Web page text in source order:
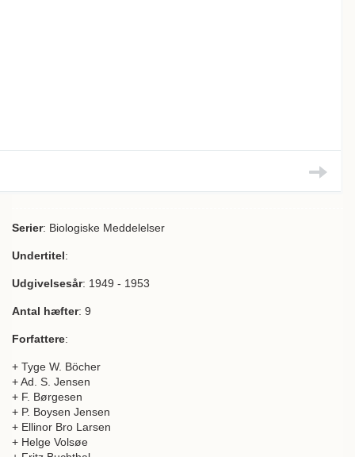
Serier: Biologiske Meddelelser
Undertitel:
Udgivelsesår: 1949 - 1953
Antal hæfter: 9
Forfattere:
+ Tyge W. Böcher
+ Ad. S. Jensen
+ F. Børgesen
+ P. Boysen Jensen
+ Ellinor Bro Larsen
+ Helge Volsøe